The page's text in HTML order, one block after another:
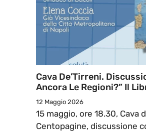
Cava De’Tirreni.
Ancora Le Regioni?” Il
12 Maggio 2026
15 maggio, ore 18.30, Cava
Centopagine, discussione